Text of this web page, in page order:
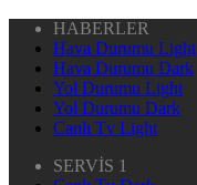
HABERLER
Hava Durumu Light
Hava Durumu Dark
Yol Durumu Light
Yol Durumu Dark
Canlı Tv Light
SERVİS 1